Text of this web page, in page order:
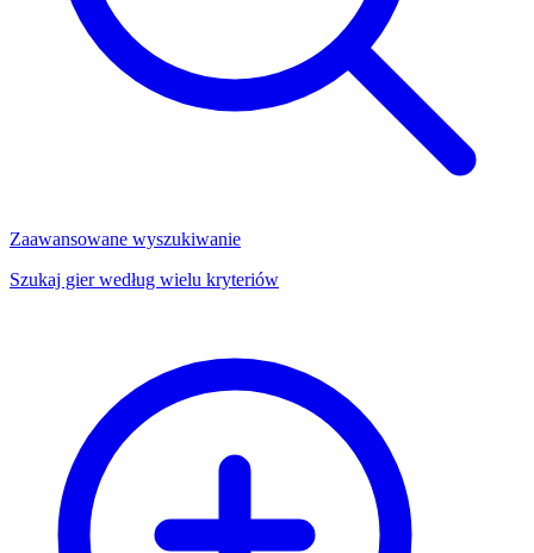
Zaawansowane wyszukiwanie
Szukaj gier według wielu kryteriów